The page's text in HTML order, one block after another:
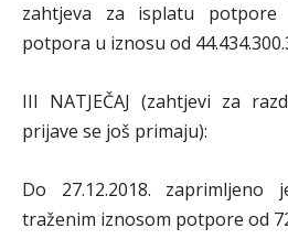
zahtjeva za isplatu
potpora u iznosu od
III NATJEČAJ (zahtjevi za
prijave se još primaju):
Do 27.12.2018. zaprimljeno
traženim iznosom potpore od